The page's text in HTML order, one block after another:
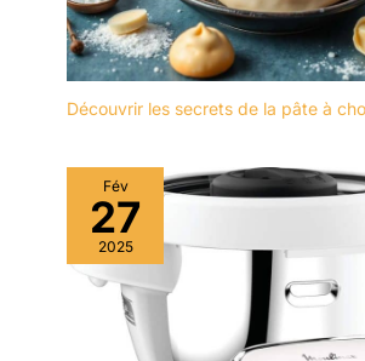
Découvrir les secrets de la pâte à
Fév
27
2025